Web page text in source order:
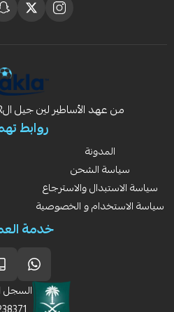
من عهد الأساطير لين جيل الVAR معك بمتجر ركلة..
روابط
المدونة
سياسة الشحن
سياسة الاستبدال والاسترجاع
سياسة الاستخدام و الخصوصية
خدمة
السجل